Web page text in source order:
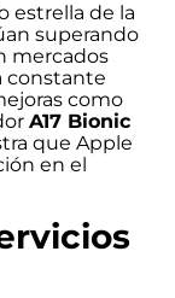
estrella de la
superando
mercados
constante
como
A17 Bionic
que Apple
en el